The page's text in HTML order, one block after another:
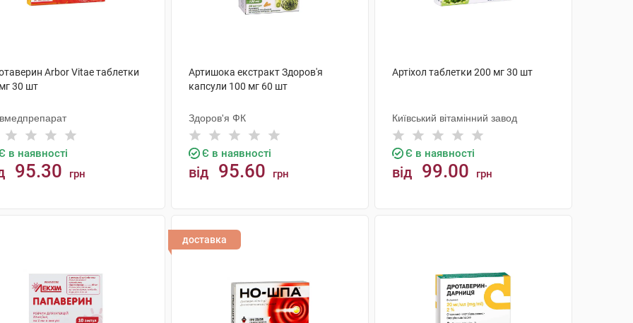
Arbor Vitae таблетки
30 шт
в наявності
95.30 грн
Артишока екстракт Здоров'я
капсули 100 мг 60 шт
Здоров'я ФК
Є в наявності
від 95.60 грн
Артіхол таблетки 200 мг 30 шт
Київський вітамінний завод
Є в наявності
від 99.00 грн
доставка